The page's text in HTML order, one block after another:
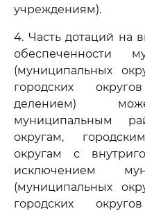
учреждениям).
4. Часть дотаций на
обеспеченности
(муниципальных
городских
делением)
муниципальным
округам,
округам с
исключением
(муниципальных
городских